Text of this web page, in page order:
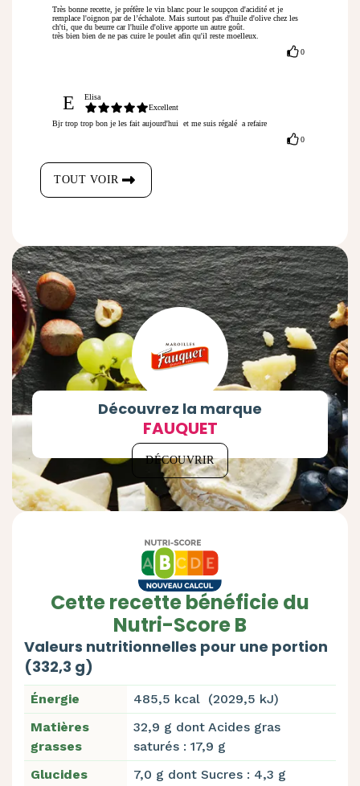
Très bonne recette, je préfère le vin blanc pour le soupçon d'acidité et je
remplace l'oignon par de l’échalote. Mais surtout pas d'huile d'olive chez les
ch'ti, que du beurre car l'huile d'olive apporte un autre goût.
très bien bien de ne pas cuire le poulet afin qu'il reste moelleux.
0
E
Elisa
Excellent
Bjr trop trop bon je les fait aujourd'hui  et me suis régalé  a refaire
0
TOUT VOIR
Découvrez la marque
FAUQUET
DÉCOUVRIR
Cette recette bénéficie du
Nutri-Score B
Valeurs nutritionnelles pour une portion
(332,3 g)
Énergie
485,5 kcal (2029,5 kJ)
Matières
grasses
32,9 g dont Acides gras
saturés : 17,9 g
Glucides
7,0 g dont Sucres : 4,3 g